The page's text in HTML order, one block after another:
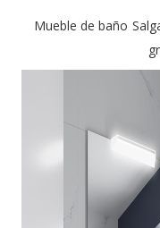
Mueble de baño